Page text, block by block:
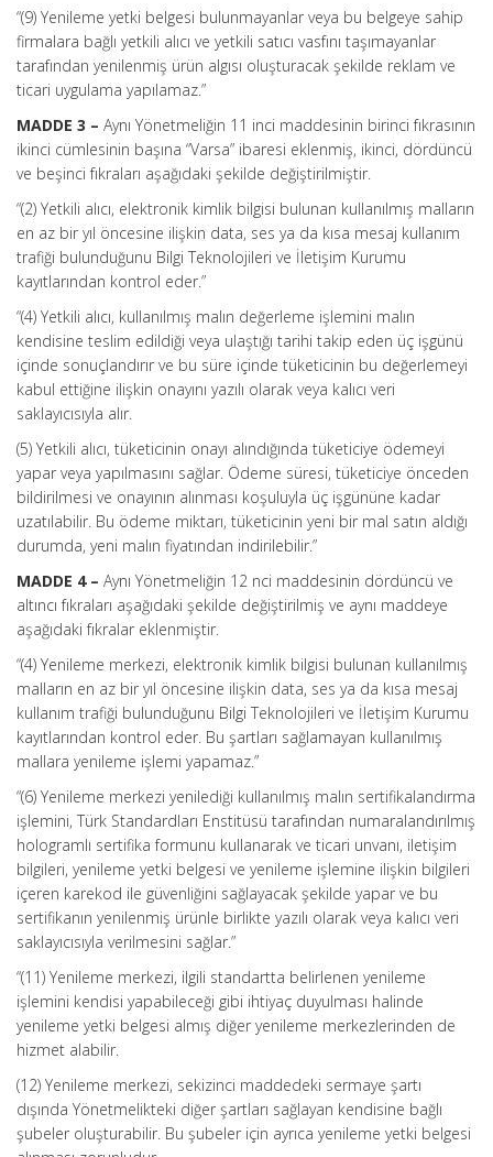
“(9) Yenileme yetki belgesi bulunmayanlar veya bu belgeye sahip
firmalara bağlı yetkili alıcı ve yetkili satıcı vasfını taşımayanlar
tarafından yenilenmiş ürün algısı oluşturacak şekilde reklam ve
ticari uygulama yapılamaz.”
MADDE 3 – Aynı Yönetmeliğin 11 inci maddesinin birinci fıkrasının
ikinci cümlesinin başına “Varsa” ibaresi eklenmiş, ikinci, dördüncü
ve beşinci fıkraları aşağıdaki şekilde değiştirilmiştir.
“(2) Yetkili alıcı, elektronik kimlik bilgisi bulunan kullanılmış malların
en az bir yıl öncesine ilişkin data, ses ya da kısa mesaj kullanım
trafiği bulunduğunu Bilgi Teknolojileri ve İletişim Kurumu
kayıtlarından kontrol eder.”
“(4) Yetkili alıcı, kullanılmış malın değerleme işlemini malın
kendisine teslim edildiği veya ulaştığı tarihi takip eden üç işgünü
içinde sonuçlandırır ve bu süre içinde tüketicinin bu değerlemeyi
kabul ettiğine ilişkin onayını yazılı olarak veya kalıcı veri
saklayıcısıyla alır.
(5) Yetkili alıcı, tüketicinin onayı alındığında tüketiciye ödemeyi
yapar veya yapılmasını sağlar. Ödeme süresi, tüketiciye önceden
bildirilmesi ve onayının alınması koşuluyla üç işgününe kadar
uzatılabilir. Bu ödeme miktarı, tüketicinin yeni bir mal satın aldığı
durumda, yeni malın fiyatından indirilebilir.”
MADDE 4 – Aynı Yönetmeliğin 12 nci maddesinin dördüncü ve
altıncı fıkraları aşağıdaki şekilde değiştirilmiş ve aynı maddeye
aşağıdaki fıkralar eklenmiştir.
“(4) Yenileme merkezi, elektronik kimlik bilgisi bulunan kullanılmış
malların en az bir yıl öncesine ilişkin data, ses ya da kısa mesaj
kullanım trafiği bulunduğunu Bilgi Teknolojileri ve İletişim Kurumu
kayıtlarından kontrol eder. Bu şartları sağlamayan kullanılmış
mallara yenileme işlemi yapamaz.”
“(6) Yenileme merkezi yenilediği kullanılmış malın sertifikalandırma
işlemini, Türk Standardları Enstitüsü tarafından numaralandırılmış
hologramlı sertifika formunu kullanarak ve ticari unvanı, iletişim
bilgileri, yenileme yetki belgesi ve yenileme işlemine ilişkin bilgileri
içeren karekod ile güvenliğini sağlayacak şekilde yapar ve bu
sertifikanın yenilenmiş ürünle birlikte yazılı olarak veya kalıcı veri
saklayıcısıyla verilmesini sağlar.”
“(11) Yenileme merkezi, ilgili standartta belirlenen yenileme
işlemini kendisi yapabileceği gibi ihtiyaç duyulması halinde
yenileme yetki belgesi almış diğer yenileme merkezlerinden de
hizmet alabilir.
(12) Yenileme merkezi, sekizinci maddedeki sermaye şartı
dışında Yönetmelikteki diğer şartları sağlayan kendisine bağlı
şubeler oluşturabilir. Bu şubeler için ayrıca yenileme yetki belgesi